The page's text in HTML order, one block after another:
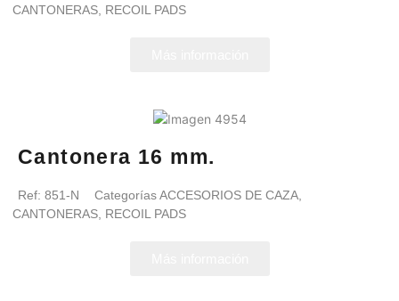
CANTONERAS, RECOIL PADS
Cantonera 16 mm.
Ref: 851-N CategoríasACCESORIOS DE CAZA
CANTONERAS, RECOIL PADS